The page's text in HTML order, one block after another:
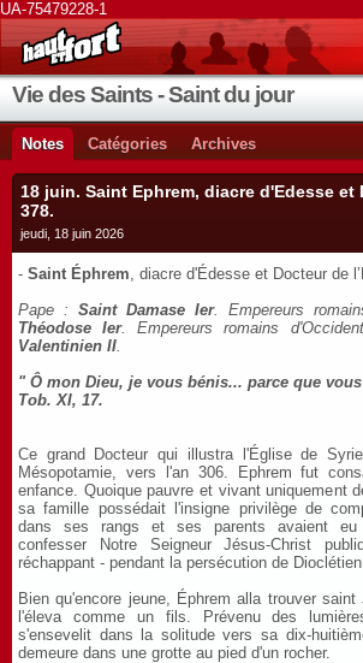
UA-75479228-1
Vie des Saints - Saint du jour
Notes Catégories Archives
18 juin. Saint Ephrem, diacre d'Edesse et
378.
jeudi, 18 juin 2026
- Saint Éphrem, diacre d'Édesse et Docteur de
Pape : Saint Damase Ier. Empereurs
Théodose Ier. Empereurs romains
Valentinien II.
" Ô mon Dieu, je vous bénis... parce que
Tob. XI, 17.
Ce grand Docteur qui illustra l'Église de
Mésopotamie, vers l'an 306. Ephrem fut
enfance. Quoique pauvre et vivant uniquement
sa famille possédait l'insigne privilège de
dans ses rangs et ses parents avaient eu
confesser Notre Seigneur Jésus-Christ
réchappant - pendant la persécution de
Bien qu'encore jeune, Éphrem alla trouver
l'éleva comme un fils. Prévenu des
s'ensevelit dans la solitude vers sa dix-
demeure dans une grotte au pied d'un rocher.